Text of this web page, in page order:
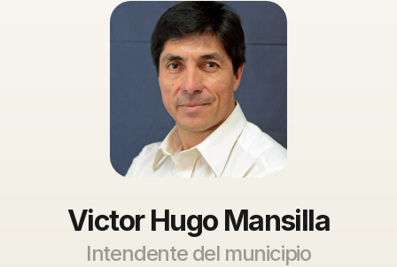
Victor Hugo Mansilla
Intendente del municipio